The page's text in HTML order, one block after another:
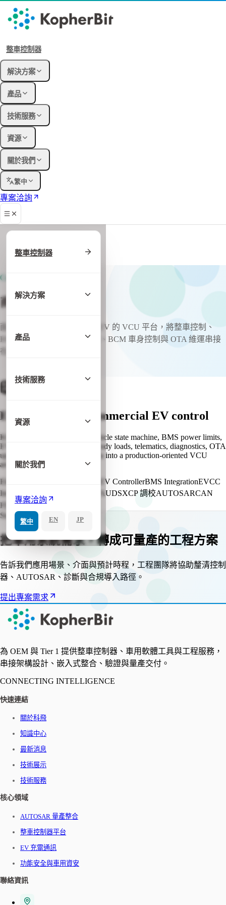
整車控制器
解決方案
產品
技術服務
資源
關於我們
繁中
專案洽詢
整車控制器
解決方案
產品
技術服務
資源
關於我們
專案洽詢
繁中 EN JP
/ 商用電動車控制器
Commercial EV Control
商用電動車控制器
面向電動巴士、卡車與商用 EV 的 VCU 平台，將整車控制、
BMS 整合、EVCC 充電通訊、BCM 車身控制與 OTA 維運串接
在同一套工程流程中。
Electric bus and commercial EV control
KCU platforms connect the vehicle state machine, BMS power limits,
EVCC charging status, BCM body loads, telematics, diagnostics, OTA
update flow, and calibration data into a production-oriented VCU
architecture.
Electric Bus VCU
Commercial EV ControllerBMS IntegrationEVCC
Integration
OTAUDSXCP 調校AUTOSARCAN
FD
Ethernet車用 AI
Start a project
把車用系統需求，轉成可量產的工程方案
告訴我們應用場景、介面與預計時程，工程團隊將協助釐清控制
器、AUTOSAR、診斷與合規導入路徑。
提出專案需求
為 OEM 與 Tier 1 提供整車控制器、車用軟體工具與工程服務，
串接架構設計、嵌入式整合、驗證與量產交付。
CONNECTING INTELLIGENCE
快速連結
關於科飛
知識中心
最新消息
技術展示
技術服務
核心領域
AUTOSAR 量產整合
整車控制器平台
EV 充電通訊
功能安全與車用資安
聯絡資訊